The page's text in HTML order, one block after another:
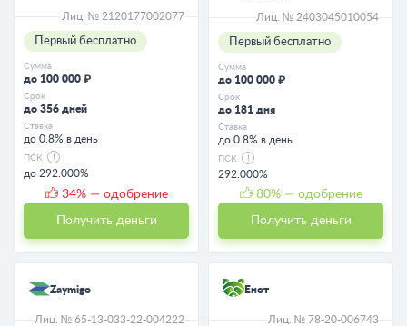
Лиц. № 2120177002077
Первый бесплатно
Сумма
до 100 000 ₽
Срок
до 356 дней
Ставка
до 0.8% в день
ПСК
до 292.000%
34% — одобрение
Получить деньги
Лиц. № 2403045010054
Первый бесплатно
Сумма
до 100 000 ₽
Срок
до 181 дня
Ставка
до 0.8% в день
ПСК
292.000%
80% — одобрение
Получить деньги
Zaymigo
Лиц. № 65-13-033-22-004222
Енот
Лиц. № 78-20-006743